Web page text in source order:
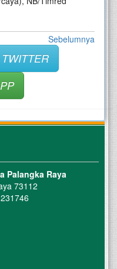
Sebelumnya
TWITTER
Palangka Raya
73112